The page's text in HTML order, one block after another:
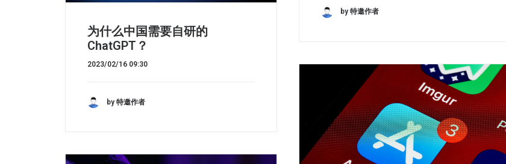
by 特邀作者
为什么中国需要自研的
ChatGPT？
2023/02/16 09:30
by 特邀作者